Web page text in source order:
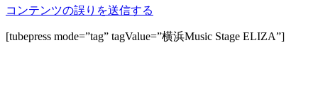
コンテンツの誤りを送信する
[tubepress mode=”tag” tagValue=”横浜Music Stage ELIZA”]